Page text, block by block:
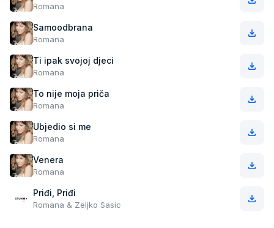
Romana
Samoodbrana
Romana
Ti ipak svojoj djeci
Romana
To nije moja priča
Romana
Ubjedio si me
Romana
Venera
Romana
Priđi, Priđi
Romana & Zeljko Sasic